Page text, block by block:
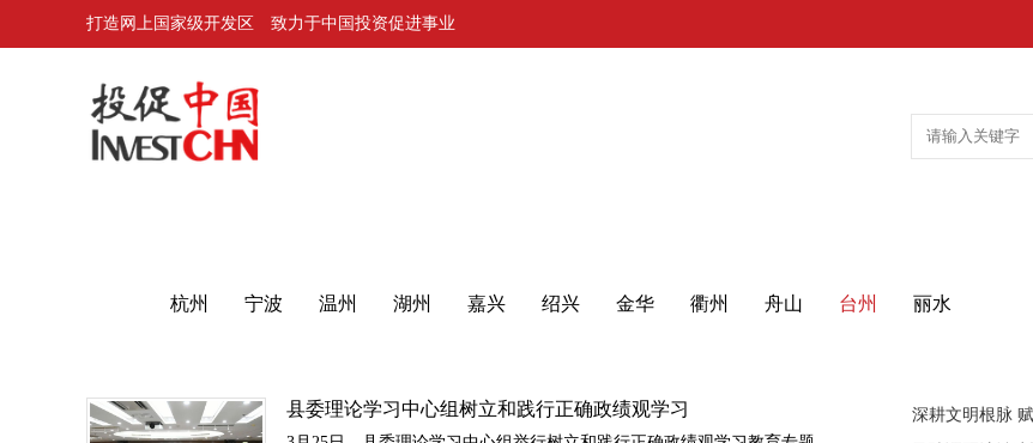
打造网上国家级开发区 致力于中国投资促进事业
杭州 宁波 温州 湖州 嘉兴 绍兴 金华 衢州 舟山 台州 丽水
县委理论学习中心组树立和践行正确政绩观学习
教育专题学习会召开